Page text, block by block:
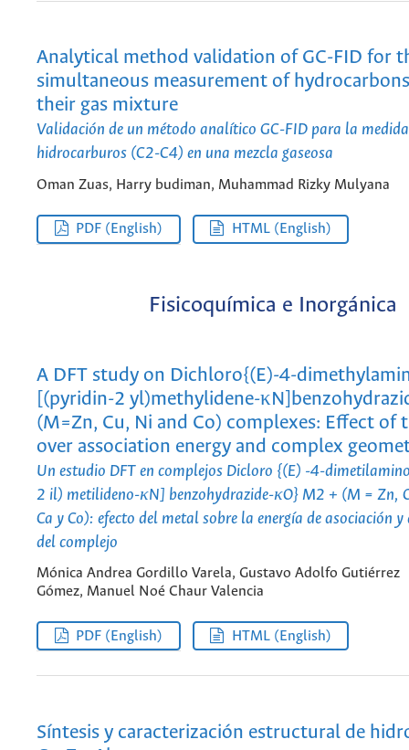
Analytical method validation of GC-FID for
simultaneous measurement of
their gas mixture
Validación de un método analítico GC-FID para la
hidrocarburos (C2-C4) en una mezcla gaseosa
Oman Zuas, Harry budiman, Muhammad Rizky Mulyana
PDF (English) HTML (English)
Fisicoquímica e Inorgánica
A DFT study on Dichloro{(E)-4-
[(pyridin-2 yl)methylidene-
(M=Zn, Cu, Ni and Co) complexes: Effect of
over association energy and complex
Un estudio DFT en complejos Dicloro {(E) -4-
2 il) metilideno-κN] benzohydrazide-κO} M2 + (M = Zn,
Ca y Co): efecto del metal sobre la energía de asociación y
del complejo
Mónica Andrea Gordillo Varela, Gustavo Adolfo Gutiérrez
Gómez, Manuel Noé Chaur Valencia
PDF (English) HTML (English)
Síntesis y caracterización estructural de